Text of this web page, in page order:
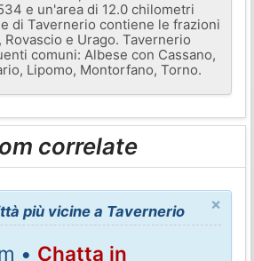
e un'area di 12.0 chilometri
di Tavernerio contiene le frazioni
Rovascio e Urago. Tavernerio
comuni: Albese con Cassano,
Lipomo, Montorfano, Torno.
correlate
×
più vicine a Tavernerio
• Chatta in